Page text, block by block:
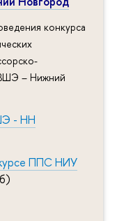
конкурса
– Нижний
- НН
ППС НИУ